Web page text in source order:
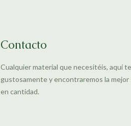
Contacto
Cualquier material que necesitéis, aquí
gustosamente y encontraremos la
en cantidad.